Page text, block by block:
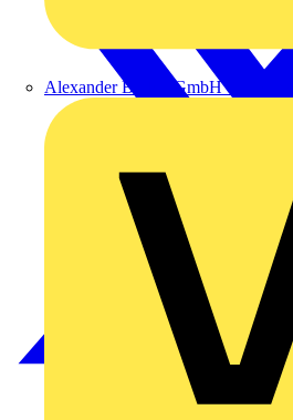
Alexander Bürkle GmbH & Co. KG